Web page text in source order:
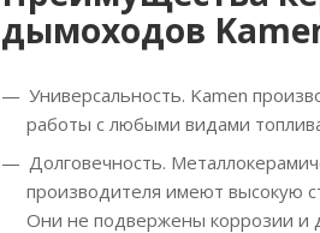
дымоходов
Универсальность. Kamen
работы с любыми видами
Долговечность.
производителя имеют высокую
Они не подвержены коррозии и